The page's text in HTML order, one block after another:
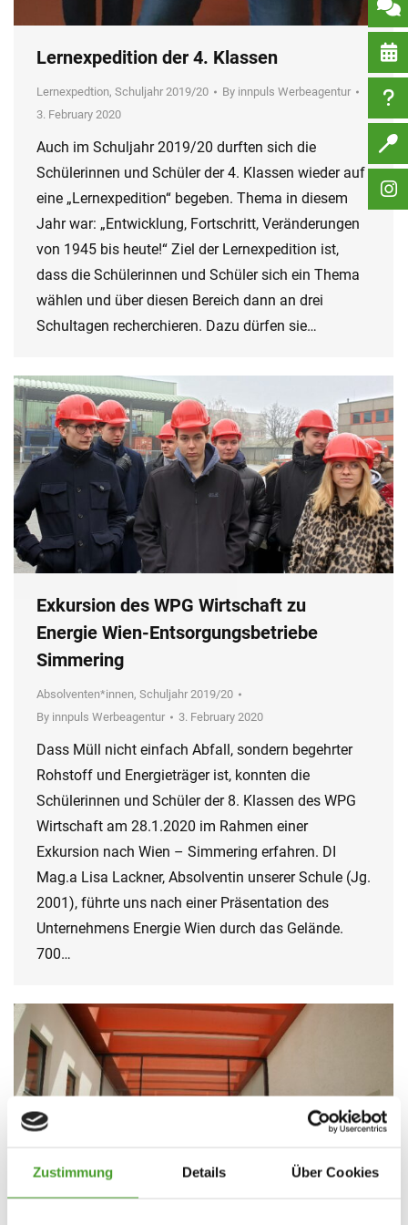
Zustimmung Details Über Cookies
Lernexpedition der 4. Klassen
Lernexpedtion, Schuljahr 2019/20 By innpuls Werbeagentur
3. February 2020
Auch im Schuljahr 2019/20 durften sich die
Schülerinnen und Schüler der 4. Klassen wieder auf
eine „Lernexpedition“ begeben. Thema in diesem
Jahr war: „Entwicklung, Fortschritt, Veränderungen
von 1945 bis heute!“ Ziel der Lernexpedition ist,
dass die Schülerinnen und Schüler sich ein Thema
wählen und über diesen Bereich dann an drei
Schultagen recherchieren. Dazu dürfen sie…
Exkursion des WPG Wirtschaft zu
Energie Wien-Entsorgungsbetriebe
Simmering
Absolventen*innen, Schuljahr 2019/20
By innpuls Werbeagentur 3. February 2020
Dass Müll nicht einfach Abfall, sondern begehrter
Rohstoff und Energieträger ist, konnten die
Schülerinnen und Schüler der 8. Klassen des WPG
Wirtschaft am 28.1.2020 im Rahmen einer
Exkursion nach Wien – Simmering erfahren. DI
Mag.a Lisa Lackner, Absolventin unserer Schule (Jg.
2001), führte uns nach einer Präsentation des
Unternehmens Energie Wien durch das Gelände.
700…